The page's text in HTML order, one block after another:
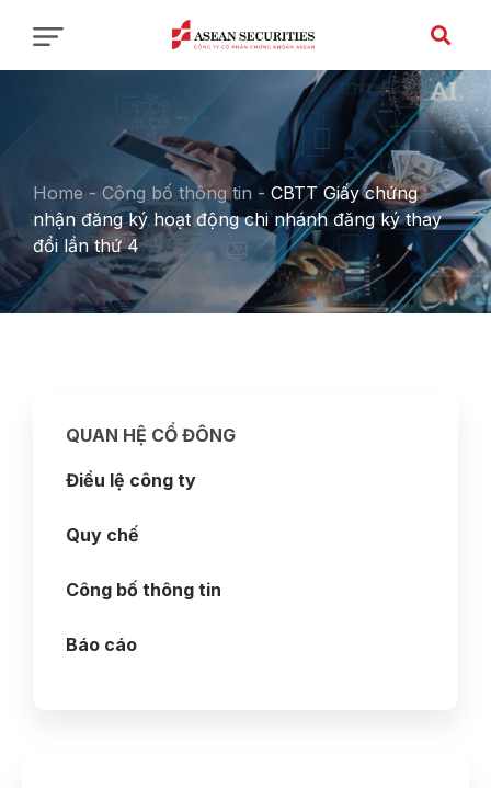
Home - Công bố thông tin - CBTT Giấy chứng
nhận đăng ký hoạt động chi nhánh đăng ký thay
đổi lần thứ 4
QUAN HỆ CỔ ĐÔNG
Điều lệ công ty
Quy chế
Công bố thông tin
Báo cáo